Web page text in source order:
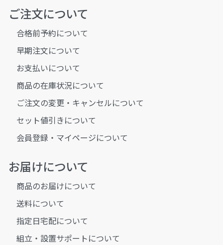
ご注文について
合格前予約について
早期注文について
お支払いについて
商品の在庫状況について
ご注文の変更・キャンセルについて
セット値引きについて
会員登録・マイページについて
お届けについて
商品のお届けについて
送料について
指定日宅配について
組立・設置サポートについて